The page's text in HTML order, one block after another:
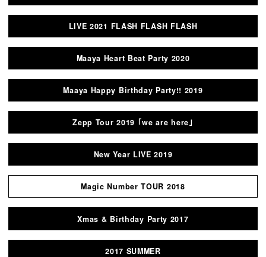
LIVE 2021 FLASH FLASH FLASH
Maaya Heart Beat Party 2020
Maaya Happy Birthday Party!! 2019
Zepp Tour 2019 ｢we are here｣
New Year LIVE 2019
Magic Number TOUR 2018
Xmas & Birthday Party 2017
2017 SUMMER